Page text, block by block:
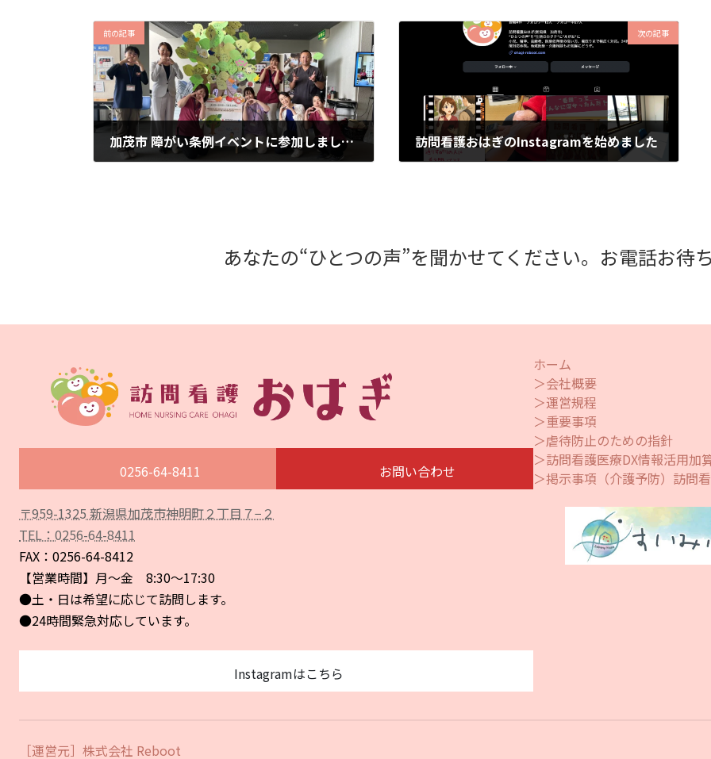
前の記事
加茂市 障がい条例イベントに参加しました！
次の記事
訪問看護おはぎのInstagramを始めました
あなたの“ひとつの声”を聞かせてください。お電話お待
0256-64-8411 お問い合わせ
〒959-1325 新潟県加茂市神明町２丁目７−２
TEL：0256-64-8411
FAX：0256-64-8412
【営業時間】月〜金 8:30〜17:30
●土・日は希望に応じて訪問します。
●24時間緊急対応しています。
Instagramはこちら
ホーム
＞会社概要
＞運営規程
＞重要事項
＞虐待防止のための指針
＞訪問看護医療DX情報活用加
＞掲示事項（介護予防）訪問
［運営元］株式会社 Reboot